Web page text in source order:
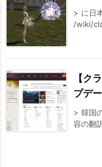
> に日
/wiki/
【ク
プデ
> 韓国
容の翻